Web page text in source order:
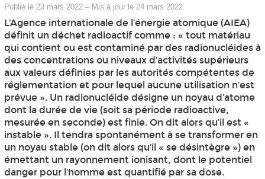
Publié le 23 mars 2022 – Mis à jour le 24 mars 2022
L’Agence internationale de l’énergie atomique (AIEA)
définit un déchet radioactif comme : « tout matériau
qui contient ou est contaminé par des radionucléides à
des concentrations ou niveaux d’activités supérieurs
aux valeurs définies par les autorités compétentes de
réglementation et pour lequel aucune utilisation n’est
prévue ». Un radionucléide désigne un noyau d’atome
dont la durée de vie (soit sa période radioactive,
mesurée en seconde) est finie. On dit alors qu’il est «
instable ». Il tendra spontanément à se transformer en
un noyau stable (on dit alors qu’il « se désintègre ») en
émettant un rayonnement ionisant, dont le potentiel
danger pour l’homme est quantifié par sa dose.